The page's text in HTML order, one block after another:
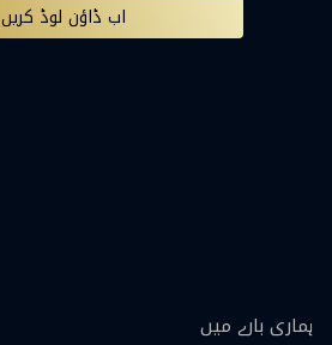
اب ڈاؤن لوڈ کریں
ہماری بارے ميں